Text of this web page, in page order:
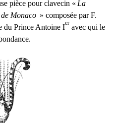
pièce pour clavecin « La
Monaco » composée par F.
du Prince Antoine I
er
avec qui le